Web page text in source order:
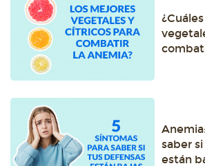
saber
están